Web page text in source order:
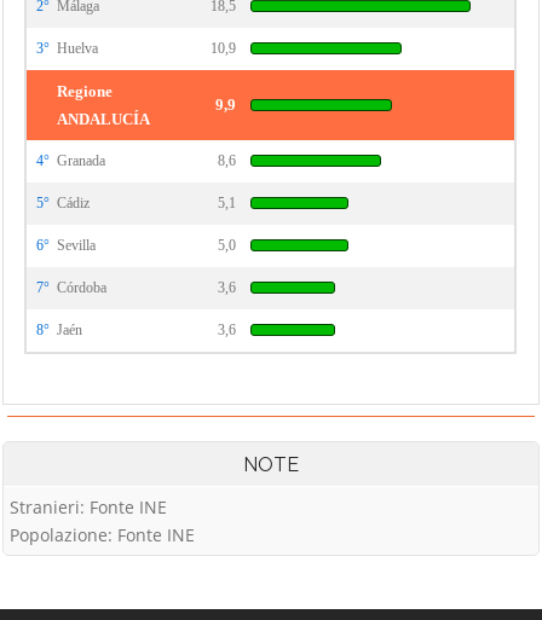
2° Málaga 18,5
3° Huelva 10,9
Regione
ANDALUCÍA
9,9
4° Granada 8,6
5° Cádiz 5,1
6° Sevilla 5,0
7° Córdoba 3,6
8° Jaén 3,6
NOTE
Stranieri: Fonte INE
Popolazione: Fonte INE